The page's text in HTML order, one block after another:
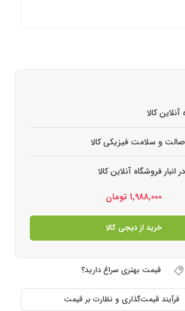
کالا
و سلامت فیزیکی کالا
انبار فروشگاه آنلاین کالا
1,988,000 تومان
خرید از دیجی کالا
قیمت بهتری سراغ دارید؟
فرآیند قیمت‌گذاری و نظارت بر قیمت